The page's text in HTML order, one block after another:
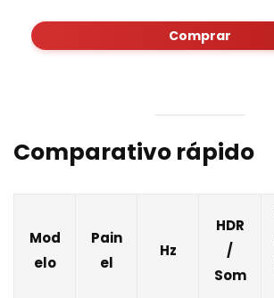
Comprar
Comparativo rápido
Mod
elo
Pain
el
Hz
HDR
/
Som